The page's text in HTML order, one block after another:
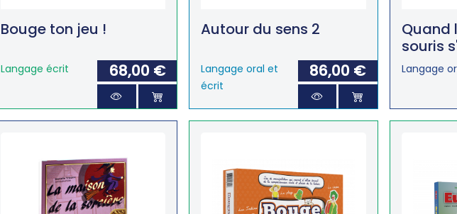
Bouge ton jeu !
Langage écrit 68,00 €
Autour du sens 2
Langage oral et
écrit
86,00 €
Quand
souris
Langage